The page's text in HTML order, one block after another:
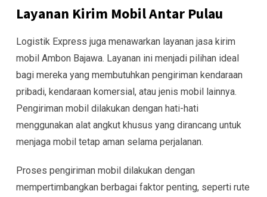
Layanan Kirim Mobil Antar Pulau
Logistik Express juga menawarkan layanan jasa kirim
mobil Ambon Bajawa. Layanan ini menjadi pilihan ideal
bagi mereka yang membutuhkan pengiriman kendaraan
pribadi, kendaraan komersial, atau jenis mobil lainnya.
Pengiriman mobil dilakukan dengan hati-hati
menggunakan alat angkut khusus yang dirancang untuk
menjaga mobil tetap aman selama perjalanan.
Proses pengiriman mobil dilakukan dengan
mempertimbangkan berbagai faktor penting, seperti rute